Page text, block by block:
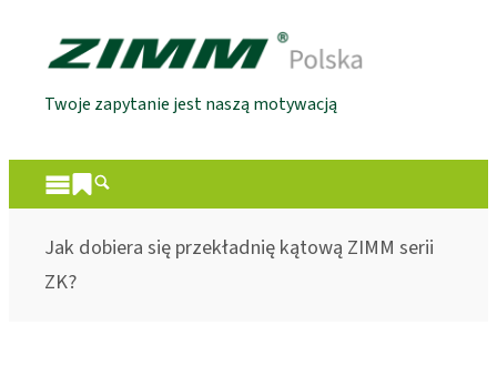
Twoje zapytanie jest naszą motywacją
Jak dobiera się przekładnię kątową ZIMM serii
ZK?